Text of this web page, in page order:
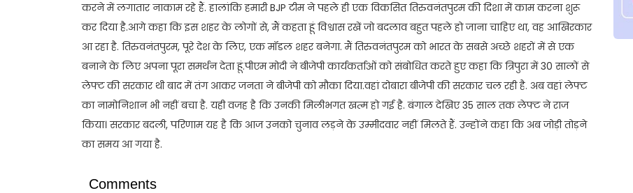
करने में लगातार नाकाम रहे हैं. हालांकि हमारी BJP टीम ने पहले ही एक विकसित तिरुवनंतपुरम की दिशा में काम करना शुरू
कर दिया है.आगे कहा कि इस शहर के लोगों से, मैं कहता हूं विश्वास रखें जो बदलाव बहुत पहले हो जाना चाहिए था, वह आखिरकार
आ रहा है. तिरुवनंतपुरम, पूरे देश के लिए, एक मॉडल शहर बनेगा. मैं तिरुवनंतपुरम को भारत के सबसे अच्छे शहरों में से एक
बनाने के लिए अपना पूरा समर्थन देता हूं.पीएम मोदी ने बीजेपी कार्यकर्ताओं को संबोधित करते हुए कहा कि त्रिपुरा में 30 सालों से
लेफ्ट की सरकार थी बाद में तंग आकर जनता ने बीजेपी को मौका दिया.वहां दोबारा बीजेपी की सरकार चल रही है. अब वहां लेफ्ट
का नामोनिशान भी नहीं बचा है. यही वजह है कि उनकी मिलीभगत खत्म हो गई है. बंगाल देखिए 35 साल तक लेफ्ट ने राज
किया। सरकार बदली, परिणाम यह है कि आज उनको चुनाव लड़ने के उम्मीदवार नहीं मिलते हैं. उन्होंने कहा कि अब जोड़ी तोड़ने
का समय आ गया है.
Comments